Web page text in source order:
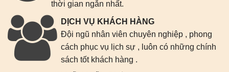
thời gian ngắn nhất.
DỊCH VỤ KHÁCH HÀNG
Đội ngũ nhân viên chuyên nghiệp , phong
cách phục vụ lịch sự , luôn có những chính
sách tốt khách hàng .